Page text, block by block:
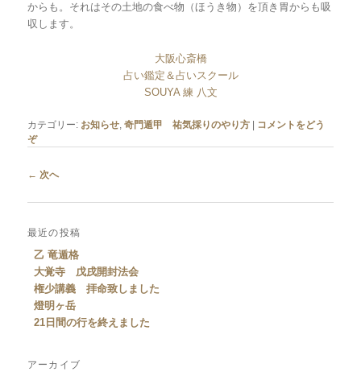
からも。それはその土地の食べ物（ほうき物）を頂き胃からも吸
収します。
大阪心斎橋
占い鑑定＆占いスクール
SOUYA 練 八文
カテゴリー: お知らせ ,奇門遁甲 祐気採りのやり方 | コメントをどう
ぞ
投稿ナビゲーション
← 次へ
最近の投稿
乙 竜遁格
大覚寺 戊戌開封法会
権少講義 拝命致しました
燈明ヶ岳
21日間の行を終えました
アーカイブ